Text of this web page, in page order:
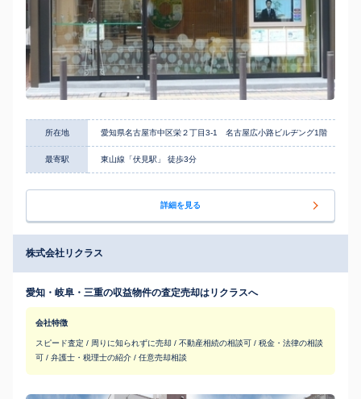
所在地 愛知県名古屋市中区栄２丁目3-1 名古屋広小路ビルヂング1階
最寄駅 東山線「伏見駅」 徒歩3分
詳細を見る
株式会社リクラス
愛知・岐阜・三重の収益物件の査定売却はリクラスへ
会社特徴
スピード査定 / 周りに知られずに売却 / 不動産相続の相談可 / 税金・法律の相談
可 / 弁護士・税理士の紹介 / 任意売却相談